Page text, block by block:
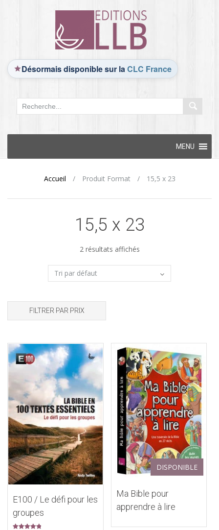
Désormais disponible sur laCLC France
content
MENU
Accueil / Produit Format / 15,5 x 23
15,5 x 23
2 résultats affichés
FILTRER PAR PRIX
E100 / Le défi pour les
groupes
DISPONIBLE
Ma Bible pour
apprendre à lire